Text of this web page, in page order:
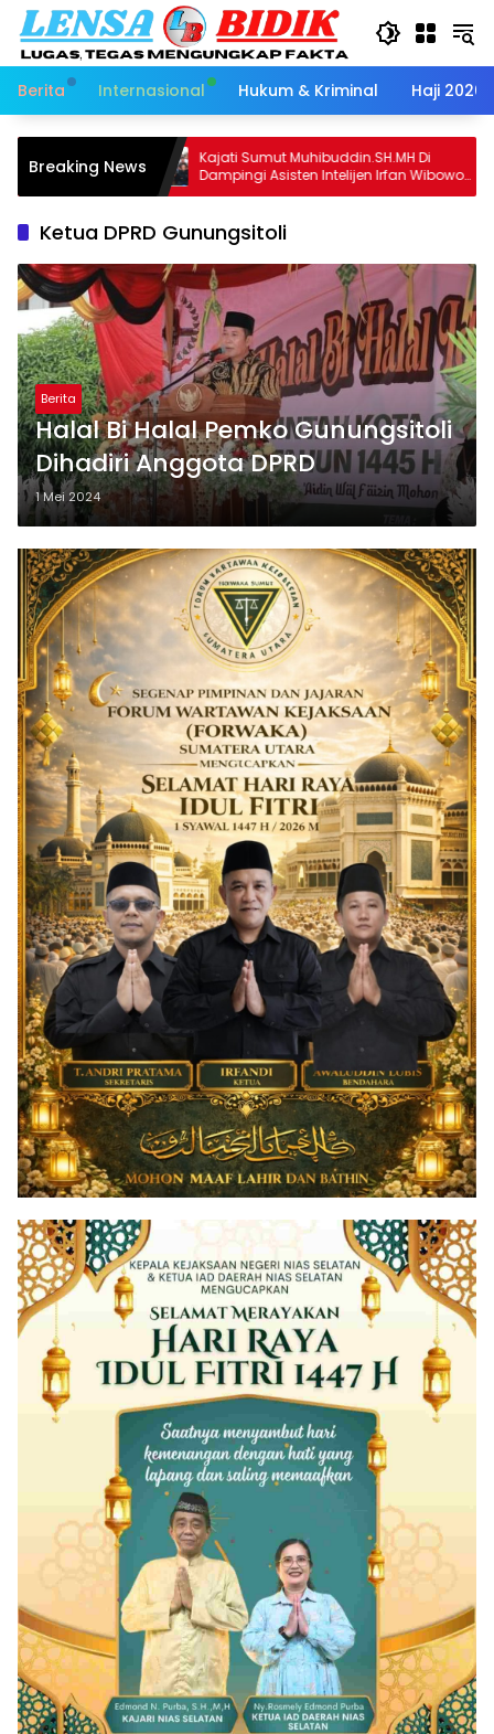
Langsung
konten
Berita
Internasional Hukum & Kriminal Haji 2026
Breaking NewsKajati Sumut Muhibuddin.SH.MH Di
Dampingi Asisten Intelijen Irfan Wibowo
hingga Asisten Pembinaan Herlina
Ketua DPRD Gunungsitoli
Berita
Halal Bi Halal Pemko Gunungsitoli
Dihadiri Anggota DPRD
1 Mei 2024